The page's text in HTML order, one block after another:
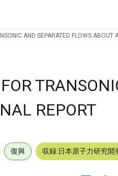
AND SEPARATED FLOWS ABOUT
REPORT
復興 収録:日本原子力研究開